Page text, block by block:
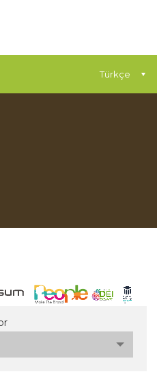
Türkçe